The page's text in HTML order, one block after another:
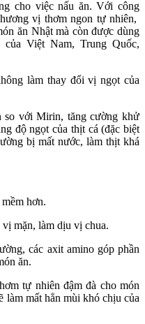
cho việc nấu ăn. Với công
vị thơm ngon tự nhiên,
ăn Nhật mà còn được dùng
Việt Nam, Trung Quốc,
làm thay đổi vị ngọt của
so với Mirin, tăng cường khử
độ ngọt của thịt cá (đặc biệt
bị mất nước, làm thịt khá
hơn.
mặn, làm dịu vị chua.
các axit amino góp phần
ăn.
tự nhiên đậm đà cho món
làm mất hẳn mùi khó chịu của